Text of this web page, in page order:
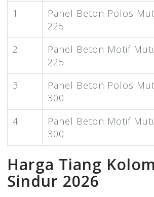
1
Panel Beton Polos
225
2
Panel Beton Motif
225
3
Panel Beton Polos
300
4
Panel Beton Motif
300
Harga Tiang
Sindur 2026